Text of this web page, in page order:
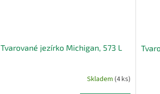
Tvarované jezírko Michigan, 573 L
Skladem (4 ks)